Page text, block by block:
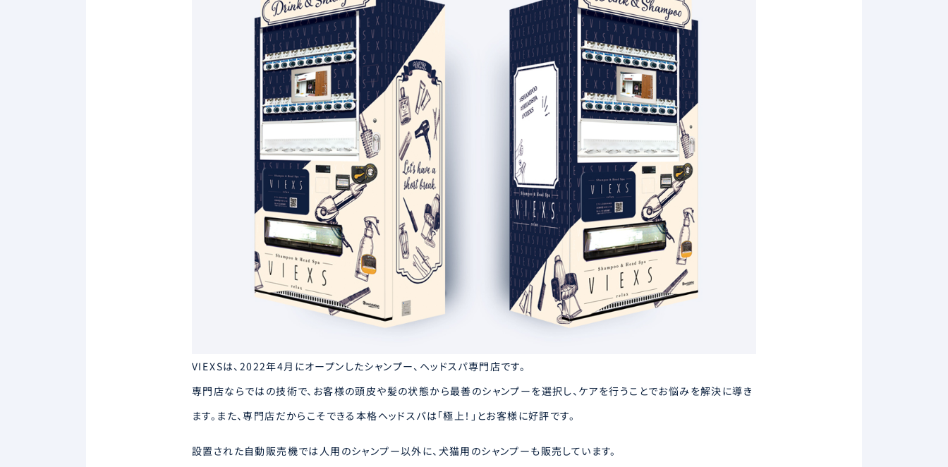
VIEXSは、2022年4月にオープンしたシャンプー、ヘッドスパ専門店です。
専門店ならではの技術で、お客様の頭皮や髪の状態から最善のシャンプーを選択し、ケアを行うことでお悩みを解決に導き
ます。また、専門店だからこそできる本格ヘッドスパは「極上！」とお客様に好評です。
設置された自動販売機では人用のシャンプー以外に、犬猫用のシャンプーも販売しています。